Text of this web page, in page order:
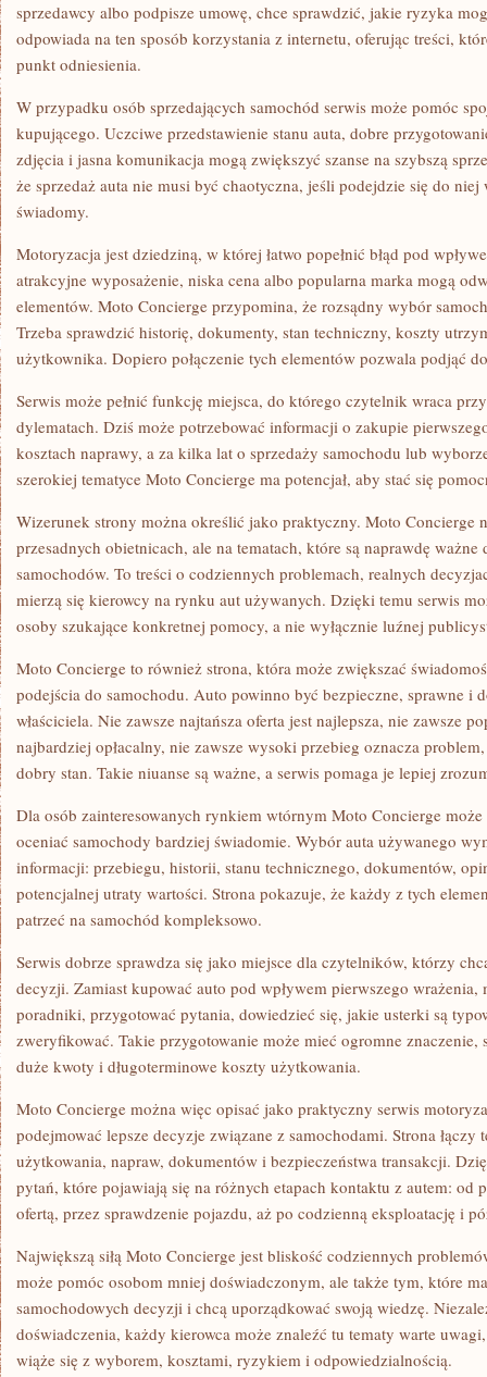
sprzedawcy albo podpisze umowę, chce sprawdzić, jakie ryzyka
odpowiada na ten sposób korzystania z internetu, oferując treści,
punkt odniesienia.
W przypadku osób sprzedających samochód serwis może pomóc
kupującego. Uczciwe przedstawienie stanu auta, dobre
zdjęcia i jasna komunikacja mogą zwiększyć szanse na szybszą
że sprzedaż auta nie musi być chaotyczna, jeśli podejdzie się do
świadomy.
Motoryzacja jest dziedziną, w której łatwo popełnić błąd pod
atrakcyjne wyposażenie, niska cena albo popularna marka mogą
elementów. Moto Concierge przypomina, że rozsądny wybór
Trzeba sprawdzić historię, dokumenty, stan techniczny, koszty
użytkownika. Dopiero połączenie tych elementów pozwala podjąć
Serwis może pełnić funkcję miejsca, do którego czytelnik wraca
dylematach. Dziś może potrzebować informacji o zakupie
kosztach naprawy, a za kilka lat o sprzedaży samochodu lub
szerokiej tematyce Moto Concierge ma potencjał, aby stać się
Wizerunek strony można określić jako praktyczny. Moto Concierge
przesadnych obietnicach, ale na tematach, które są naprawdę
samochodów. To treści o codziennych problemach, realnych
mierzą się kierowcy na rynku aut używanych. Dzięki temu serwis
osoby szukające konkretnej pomocy, a nie wyłącznie luźnej
Moto Concierge to również strona, która może zwiększać
podejścia do samochodu. Auto powinno być bezpieczne, sprawne i
właściciela. Nie zawsze najtańsza oferta jest najlepsza, nie zawsze
najbardziej opłacalny, nie zawsze wysoki przebieg oznacza
dobry stan. Takie niuanse są ważne, a serwis pomaga je lepiej
Dla osób zainteresowanych rynkiem wtórnym Moto Concierge
oceniać samochody bardziej świadomie. Wybór auta używanego
informacji: przebiegu, historii, stanu technicznego, dokumentów,
potencjalnej utraty wartości. Strona pokazuje, że każdy z tych
patrzeć na samochód kompleksowo.
Serwis dobrze sprawdza się jako miejsce dla czytelników, którzy
decyzji. Zamiast kupować auto pod wpływem pierwszego wrażenia,
poradniki, przygotować pytania, dowiedzieć się, jakie usterki są
zweryfikować. Takie przygotowanie może mieć ogromne
duże kwoty i długoterminowe koszty użytkowania.
Moto Concierge można więc opisać jako praktyczny serwis
podejmować lepsze decyzje związane z samochodami. Strona łączy
użytkowania, napraw, dokumentów i bezpieczeństwa transakcji.
pytań, które pojawiają się na różnych etapach kontaktu z autem: od
ofertą, przez sprawdzenie pojazdu, aż po codzienną eksploatację i
Największą siłą Moto Concierge jest bliskość codziennych
może pomóc osobom mniej doświadczonym, ale także tym, które
samochodowych decyzji i chcą uporządkować swoją wiedzę.
doświadczenia, każdy kierowca może znaleźć tu tematy warte
wiąże się z wyborem, kosztami, ryzykiem i odpowiedzialnością.